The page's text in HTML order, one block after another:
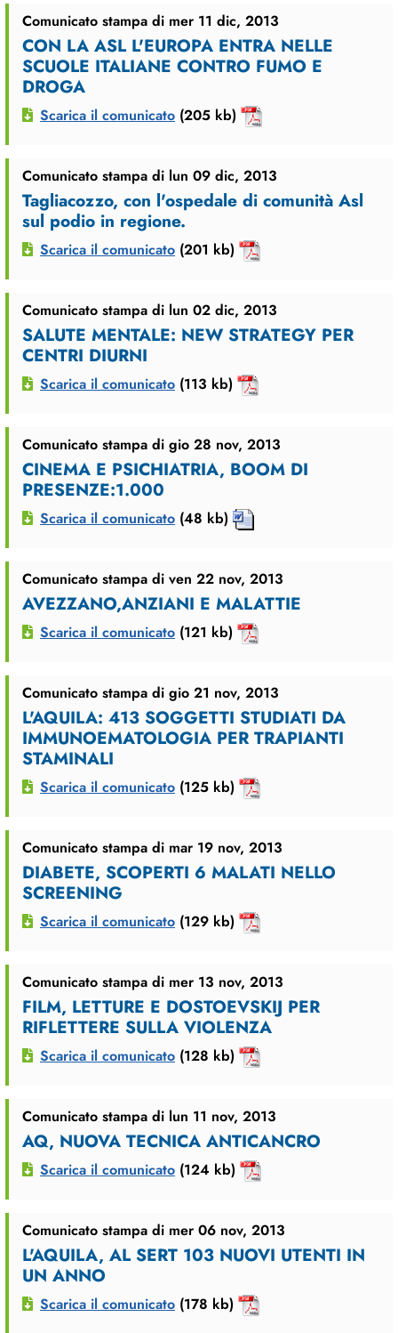
Comunicato stampa di mer 11 dic, 2013
CON LA ASL L'EUROPA ENTRA NELLE
SCUOLE ITALIANE CONTRO FUMO E
DROGA
Scarica il comunicato (205 kb)
Comunicato stampa di lun 09 dic, 2013
Tagliacozzo, con l'ospedale di comunità Asl
sul podio in regione.
Scarica il comunicato (201 kb)
Comunicato stampa di lun 02 dic, 2013
SALUTE MENTALE: NEW STRATEGY PER
CENTRI DIURNI
Scarica il comunicato (113 kb)
Comunicato stampa di gio 28 nov, 2013
CINEMA E PSICHIATRIA, BOOM DI
PRESENZE:1.000
Scarica il comunicato (48 kb)
Comunicato stampa di ven 22 nov, 2013
AVEZZANO,ANZIANI E MALATTIE
Scarica il comunicato (121 kb)
Comunicato stampa di gio 21 nov, 2013
L'AQUILA: 413 SOGGETTI STUDIATI DA
IMMUNOEMATOLOGIA PER TRAPIANTI
STAMINALI
Scarica il comunicato (125 kb)
Comunicato stampa di mar 19 nov, 2013
DIABETE, SCOPERTI 6 MALATI NELLO
SCREENING
Scarica il comunicato (129 kb)
Comunicato stampa di mer 13 nov, 2013
FILM, LETTURE E DOSTOEVSKIJ PER
RIFLETTERE SULLA VIOLENZA
Scarica il comunicato (128 kb)
Comunicato stampa di lun 11 nov, 2013
AQ, NUOVA TECNICA ANTICANCRO
Scarica il comunicato (124 kb)
Comunicato stampa di mer 06 nov, 2013
L'AQUILA, AL SERT 103 NUOVI UTENTI IN
UN ANNO
Scarica il comunicato (178 kb)